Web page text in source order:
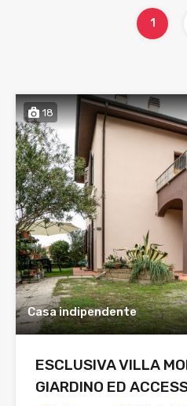
1
18
Casa indipendente
ESCLUSIVA VILLA
GIARDINO ED